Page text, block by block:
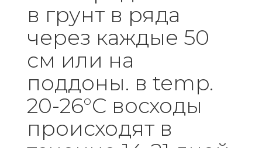
в грунт в ряда
через каждые 50
см или на
поддоны. в temp.
20-26°C восходы
происходят в